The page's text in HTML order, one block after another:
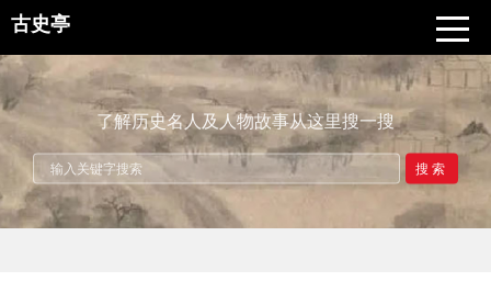
古史亭
了解历史名人及人物故事从这里搜一搜
搜索